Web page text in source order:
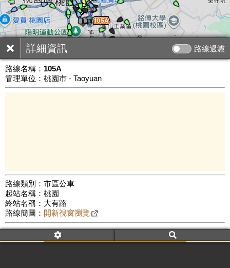
詳細資訊 路線過濾
路線名稱： 105A
管理單位：桃園市 - Taoyuan
路線類別：市區公車
起站名稱：桃園
終站名稱：大有路
路線簡圖： 開新視窗瀏覽
附屬名稱：105A
車頭描述：桃園
大有路(繞駛大業路)
公車數量: 累計5616、上線4492